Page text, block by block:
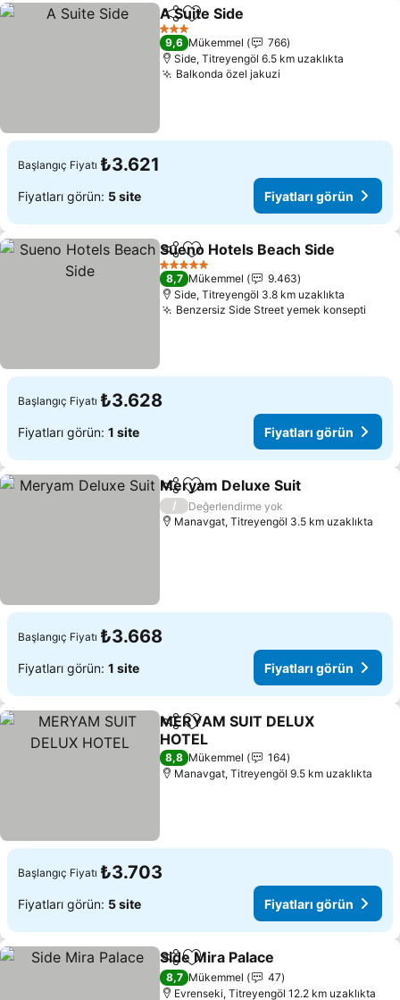
PaylaşFavorilerime ekle
A Suite Side
3 Yıldız
9,6 Mükemmel
766
Side, Titreyengöl 6.5 km uzaklıkta
Balkonda özel jakuzi
Başlangıç Fiyatı ₺3.621
Fiyatları görün: 5 site Fiyatları görün
PaylaşFavorilerime ekle
Sueno Hotels Beach Side
5 Yıldız
8,7 Mükemmel
9.463
Side, Titreyengöl 3.8 km uzaklıkta
Benzersiz Side Street yemek konsepti
Başlangıç Fiyatı ₺3.628
Fiyatları görün: 1 site Fiyatları görün
PaylaşFavorilerime ekle
Meryam Deluxe Suit
/
Değerlendirme yok
Manavgat, Titreyengöl 3.5 km uzaklıkta
Başlangıç Fiyatı ₺3.668
Fiyatları görün: 1 site Fiyatları görün
PaylaşFavorilerime ekle
MERYAM SUIT DELUX
HOTEL
8,8 Mükemmel
164
Manavgat, Titreyengöl 9.5 km uzaklıkta
Başlangıç Fiyatı ₺3.703
Fiyatları görün: 5 site Fiyatları görün
PaylaşFavorilerime ekle
Side Mira Palace
8,7 Mükemmel
47
Evrenseki, Titreyengöl 12.2 km uzaklıkta